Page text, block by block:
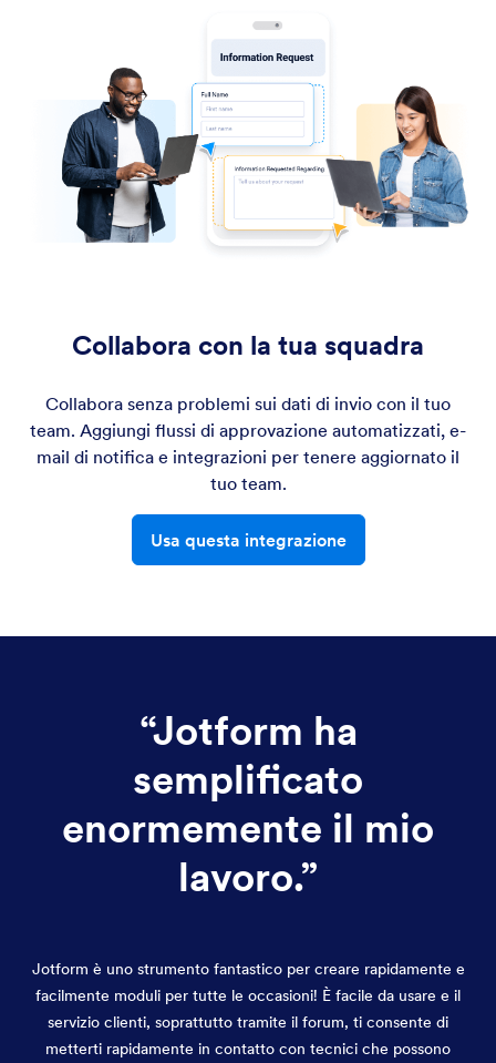
Collabora con la tua squadra
Collabora senza problemi sui dati di invio con il tuo
team. Aggiungi flussi di approvazione automatizzati, e-
mail di notifica e integrazioni per tenere aggiornato il
tuo team.
Usa questa integrazione
“Jotform ha
semplificato
enormemente il mio
lavoro.”
Jotform è uno strumento fantastico per creare rapidamente e
facilmente moduli per tutte le occasioni! È facile da usare e il
servizio clienti, soprattutto tramite il forum, ti consente di
metterti rapidamente in contatto con tecnici che possono